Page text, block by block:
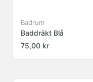
Badrum
Baddräkt Blå
75,00 kr